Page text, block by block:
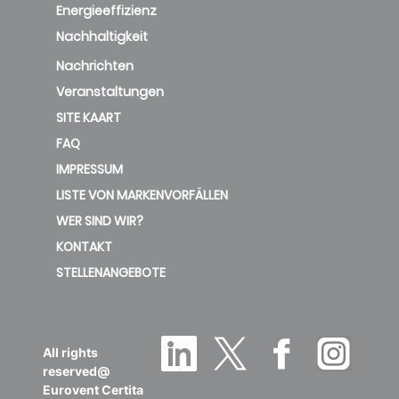
deleted
PDWA(3R)-1200-
deleted
PDWA(3R)-200-
V-ECM
75.11 B
Energieeffizienz
Nachhaltigkeit
Nachrichten
Veranstaltungen
SITE KAART
FAQ
IMPRESSUM
LISTE VON MARKENVORFÄLLEN
WER SIND WIR?
KONTAKT
STELLENANGEBOTE
All rights
reserved@
Eurovent Certita